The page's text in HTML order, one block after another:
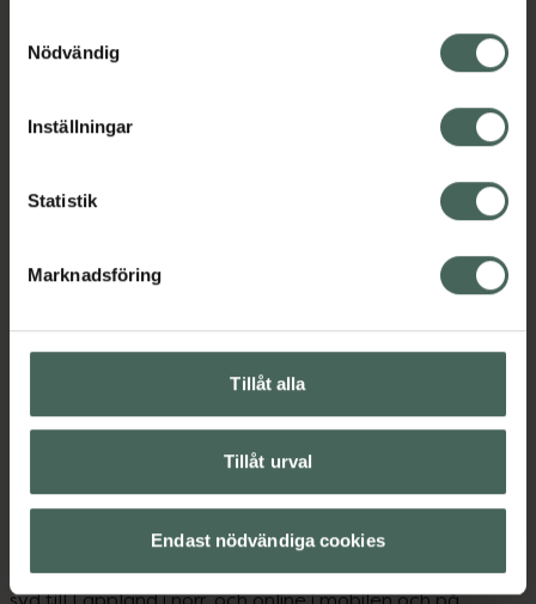
återkalla ditt samtycke via webbplatsens
cookieinställningar. Ett återkallat samtycke påverkar inte
lagligheten av behandling som skett innan återkallelsen.
Nödvändig
Inställningar
Statistik
Marknadsföring
Tillåt alla
Tillåt urval
Endast nödvändiga cookies
Kategorier:
Kontaktinfo tillverkare Visa
Bindor Intim
Mensskydd
Kronans Apotek finns här för dig. Du hittar oss från Skåne i
syd till Lappland i norr, och online i mobilen och på